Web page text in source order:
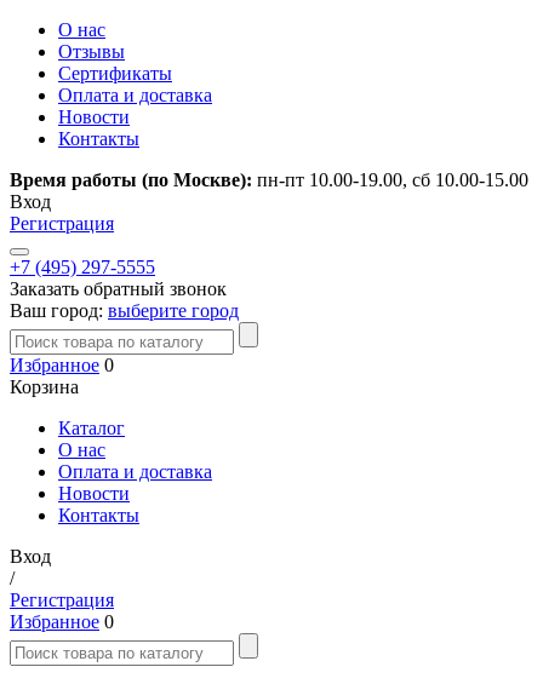
О нас
Отзывы
Сертификаты
Оплата и доставка
Новости
Контакты
Время работы (по Москве): пн-пт 10.00-19.00, сб 10.00-15.00
Вход
Регистрация
+7 (495) 297-5555
Заказать обратный звонок
Ваш город: выберите город
Избранное 0
Корзина
Каталог
О нас
Оплата и доставка
Новости
Контакты
Вход
/
Регистрация
Избранное 0